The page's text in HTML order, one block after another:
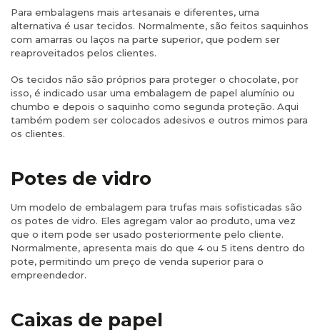
Para embalagens mais artesanais e diferentes, uma
alternativa é usar tecidos. Normalmente, são feitos saquinhos
com amarras ou laços na parte superior, que podem ser
reaproveitados pelos clientes.
Os tecidos não são próprios para proteger o chocolate, por
isso, é indicado usar uma embalagem de papel alumínio ou
chumbo e depois o saquinho como segunda proteção​. Aqui
também podem ser colocados adesivos e outros mimos para
os clientes.
Potes de vidro
Um modelo de embalagem para trufas mais sofisticadas são
os potes de vidro. Eles agregam valor ao produto, uma vez
que o item pode ser usado posteriormente pelo cliente.
Normalmente, apresenta mais do que 4 ou 5 itens dentro do
pote, permitindo um preço de venda superior para o
empreendedor.
Caixas de papel